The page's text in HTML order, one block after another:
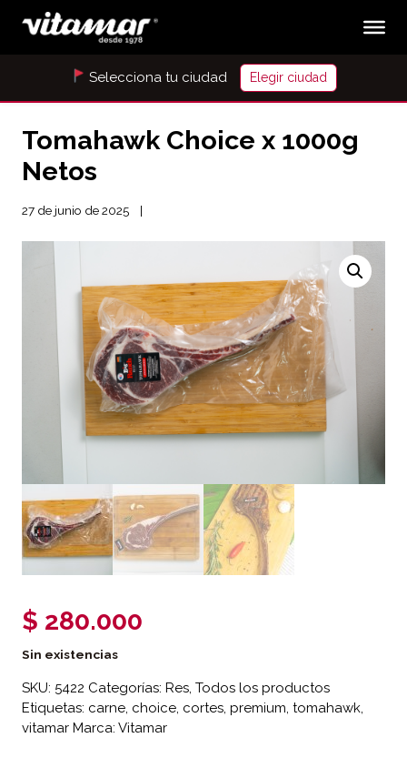
Selecciona tu ciudad Elegir ciudad
Tomahawk Choice x 1000g
Netos
27 de junio de 2025
$ 280.000
Sin existencias
SKU: 5422 Categorías: Res, Todos los productos
Etiquetas: carne, choice, cortes, premium, tomahawk,
vitamar Marca: Vitamar